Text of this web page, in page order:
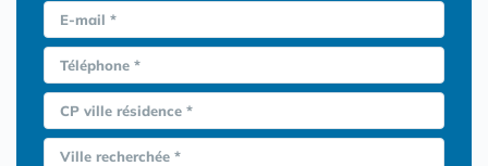
E-mail *
Téléphone *
CP ville résidence *
Ville recherchée *